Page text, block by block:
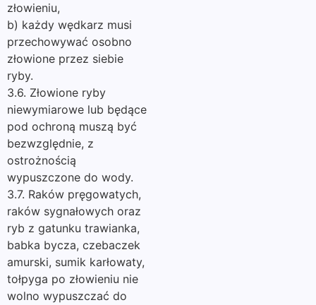
złowieniu,
b) każdy wędkarz musi
przechowywać osobno
złowione przez siebie
ryby.
3.6. Złowione ryby
niewymiarowe lub będące
pod ochroną muszą być
bezwzględnie, z
ostrożnością
wypuszczone do wody.
3.7. Raków pręgowatych,
raków sygnałowych oraz
ryb z gatunku trawianka,
babka bycza, czebaczek
amurski, sumik karłowaty,
tołpyga po złowieniu nie
wolno wypuszczać do